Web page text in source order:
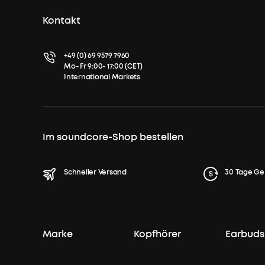
Kontakt
+49 (0) 69 9579 7960
Mo- Fr 9:00- 17:00 (CET)
International Markets
Im soundcore-Shop bestellen
Schneller Versand 30 Tage
Marke Kopfhörer Earbuds